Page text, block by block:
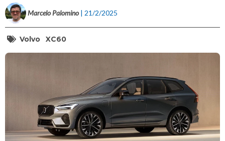
Marcelo Palomino | 21/2/2025
Volvo XC60